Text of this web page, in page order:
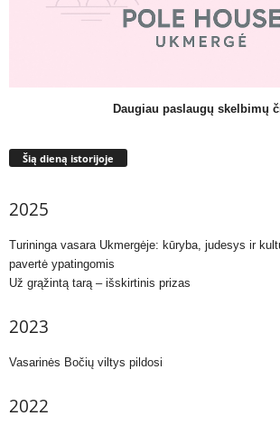
Daugiau paslaugų skelbimų
Šią dieną istorijoje
2025
Turininga vasara Ukmergėje: kūryba, judesys ir
pavertė ypatingomis
Už grąžintą tarą – išskirtinis prizas
2023
Vasarinės Bočių viltys pildosi
2022